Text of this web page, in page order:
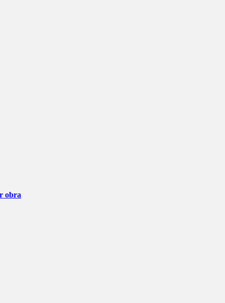
obra